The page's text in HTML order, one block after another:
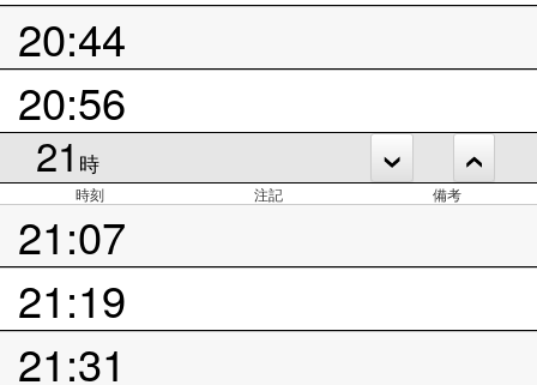
20:44
20:56
21 時
時刻 注記 備考
21:07
21:19
21:31